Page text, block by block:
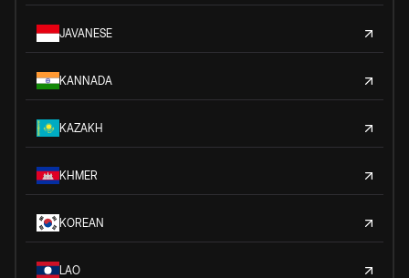
JAVANESE
KANNADA
KAZAKH
KHMER
KOREAN
LAO